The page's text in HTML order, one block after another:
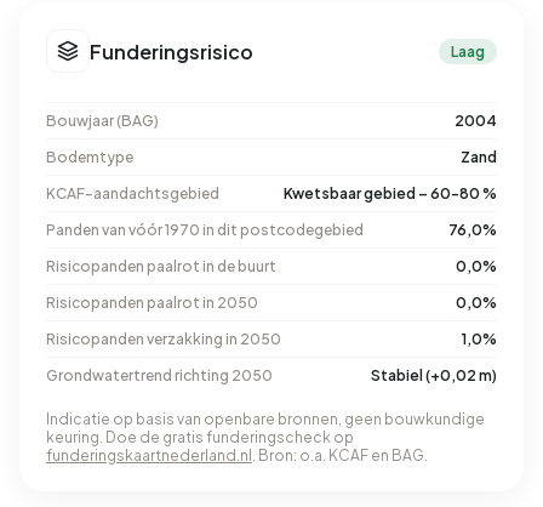
Funderingsrisico Laag
Bouwjaar (BAG)
2004
Bodemtype
Zand
KCAF-aandachtsgebied
Kwetsbaar gebied – 60-80 %
Panden van vóór 1970 in dit postcodegebied
76,0%
Risicopanden paalrot in de buurt
0,0%
Risicopanden paalrot in 2050
0,0%
Risicopanden verzakking in 2050
1,0%
Grondwatertrend richting 2050
Stabiel (+0,02 m)
Indicatie op basis van openbare bronnen, geen bouwkundige
keuring. Doe de gratis funderingscheck op
funderingskaartnederland.nl . Bron: o.a. KCAF en BAG.